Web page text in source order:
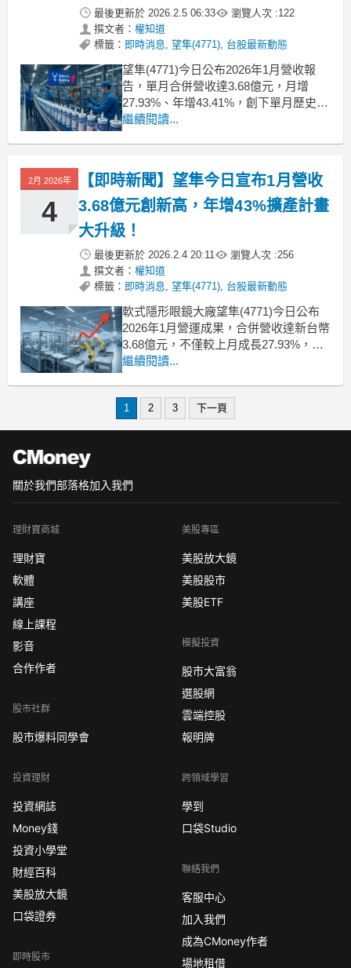
最後更新於 2026.2.5 06:33 瀏覽人次 :122
撰文者： 權知道
標籤： 即時消息, 望隼(4771), 台股最新動態
望隼(4771)今日公布2026年1月營收報
告，單月合併營收達3.68億元，月增
27.93%、年增43.41%，創下單月歷史新
高紀錄。受惠於雙11、雙12補貨潮延
戶滿載訂單，望隼宣布將原定月產能擴
充計畫由500萬片大幅上修至1,200
繼續閱讀...
2月 2026年
4
【即時新聞】望隼今日宣布1月營收
3.68億元創新高，年增43%擴產計畫
大升級！
最後更新於 2026.2.4 20:11 瀏覽人次 :256
撰文者： 權知道
標籤： 即時消息, 望隼(4771), 台股最新動態
軟式隱形眼鏡大廠望隼(4771)今日公布
2026年1月營運成果，合併營收達新台幣
3.68億元，不僅較上月成長27.93%，更
較去年同期大幅成長43.41%，一舉寫下
的補貨潮效應，加上終端市場對於美瞳
繼續閱讀...
1 2 3 下一頁
關於我們部落格加入我們
理財寶商城
理財寶
軟體
講座
線上課程
影音
合作作者
股市社群
股市爆料同學會
投資理財
投資網誌
Money錢
投資小學堂
財經百科
美股放大鏡
口袋證券
即時股市
美股專區
美股放大鏡
美股股市
美股ETF
模擬投資
股市大富翁
選股網
雲端控股
報明牌
跨領域學習
學到
口袋Studio
聯絡我們
客服中心
加入我們
成為CMoney作者
場地租借